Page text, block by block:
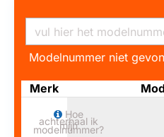
Modelnummer niet
Merk
Hoe
achterhaal ik
mijn
modelnummer?